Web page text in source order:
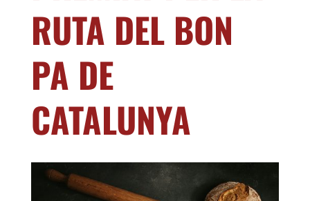
RUTA DEL BON
PA DE
CATALUNYA